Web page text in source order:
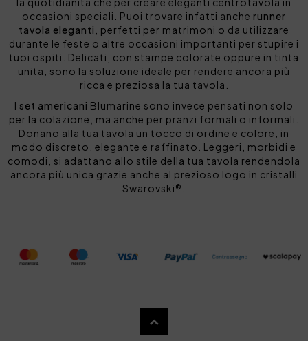
occasioni speciali. Puoi trovare infatti anche runner
tavola eleganti
, perfetti per matrimoni o da utilizzare
durante le feste o altre occasioni importanti per stupire i
tuoi ospiti. Delicati, con stampe colorate oppure in tinta
unita, sono la soluzione ideale per rendere ancora più
ricca e preziosa la tua tavola.
I set americani Blumarine sono invece pensati non solo
per la colazione, ma anche per pranzi formali o informali.
Donano alla tua tavola un tocco di ordine e colore, in
modo discreto, elegante e raffinato. Leggeri, morbidi e
comodi, si adattano allo stile della tua tavola rendendola
ancora più unica grazie anche al prezioso logo in cristalli
Swarovski®.